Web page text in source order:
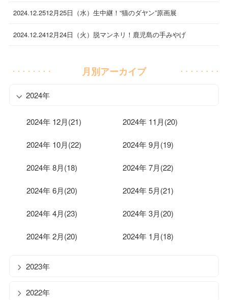
2024.12.2512月25日（水）生中継！“猫のダヤン”原画展
2024.12.2412月24日（火）脱マンネリ！鹿児島の手みやげ
月別アーカイブ
2024年
2024年 12月(21) 2024年 11月(20)
2024年 10月(22) 2024年 9月(19)
2024年 8月(18) 2024年 7月(22)
2024年 6月(20) 2024年 5月(21)
2024年 4月(23) 2024年 3月(20)
2024年 2月(20) 2024年 1月(18)
2023年
2022年